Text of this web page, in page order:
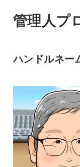
管理人プ
ハンドルネー